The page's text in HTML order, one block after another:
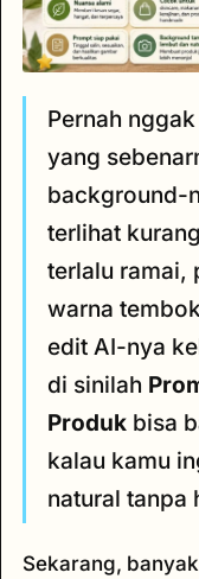
Pernah
yang
background-
terlihat
terlalu ramai,
warna
edit AI-nya
di sinilah
Produk bisa
kalau kamu
natural tanpa
Sekarang,